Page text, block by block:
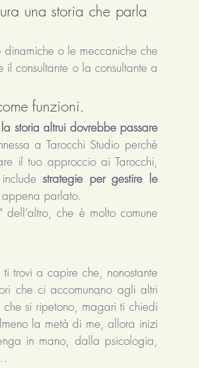
una storia che parla
o le meccaniche che
consultante o la consultante a
funzioni.
storia altrui dovrebbe passare
a Tarocchi Studio perché
il tuo approccio ai Tarocchi,
strategie per gestire le
parlato.
che è molto comune
trovi a capire che, nonostante
che ci accomunano agli altri
si ripetono, magari ti chiedi
la metà di me, allora inizi
in mano, dalla psicologia,